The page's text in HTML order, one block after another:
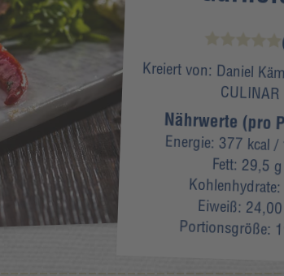
Kreiert von: Daniel
CULINAR
Nährwerte (pro
Energie: 377 kcal/
Fett: 29,5 g
Kohlenhydrate:
Eiweiß:
Portionsgröße: